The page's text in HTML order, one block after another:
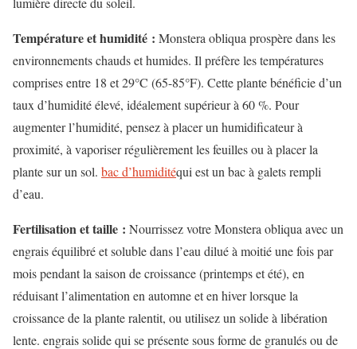
Température et humidité : Monstera obliqua prospère dans les
environnements chauds et humides. Il préfère les températures
comprises entre 18 et 29°C (65-85°F). Cette plante bénéficie d’un
taux d’humidité élevé, idéalement supérieur à 60 %. Pour
augmenter l’humidité, pensez à placer un humidificateur à
proximité, à vaporiser régulièrement les feuilles ou à placer la
plante sur un sol. bac d’humiditéqui est un bac à galets rempli
d’eau.
Fertilisation et taille : Nourrissez votre Monstera obliqua avec un
engrais équilibré et soluble dans l’eau dilué à moitié une fois par
mois pendant la saison de croissance (printemps et été), en
réduisant l’alimentation en automne et en hiver lorsque la
croissance de la plante ralentit, ou utilisez un solide à libération
lente. engrais solide qui se présente sous forme de granulés ou de